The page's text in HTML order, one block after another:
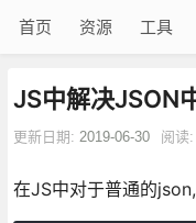
首页 资源 工具
JS中解决JSON
更新日期: 2019-06-30 阅读:
在JS中对于普通的